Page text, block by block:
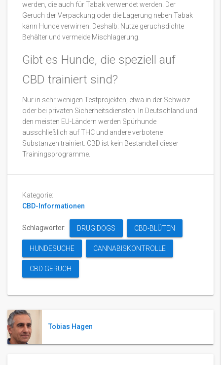
werden, die auch für Tabak verwendet werden. Der
Geruch der Verpackung oder die Lagerung neben Tabak
kann Hunde verwirren. Deshalb: Nutze geruchsdichte
Behälter und vermeide Mischlagerung.
Gibt es Hunde, die speziell auf
CBD trainiert sind?
Nur in sehr wenigen Testprojekten, etwa in der Schweiz
oder bei privaten Sicherheitsdiensten. In Deutschland und
den meisten EU-Ländern werden Spürhunde
ausschließlich auf THC und andere verbotene
Substanzen trainiert. CBD ist kein Bestandteil dieser
Trainingsprogramme.
Kategorie:
CBD-Informationen
Schlagwörter: DRUG DOGS CBD-BLÜTEN
HUNDESUCHE CANNABISKONTROLLE
CBD GERUCH
Tobias Hagen